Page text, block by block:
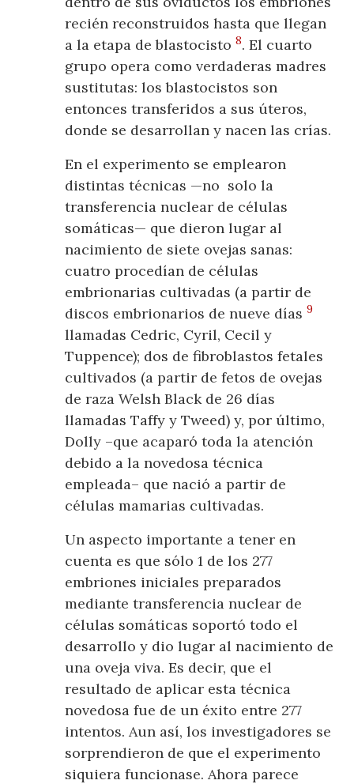
recién reconstruidos hasta que llegan
a la etapa de blastocisto8. El cuarto
grupo opera como verdaderas madres
sustitutas: los blastocistos son
entonces transferidos a sus úteros,
donde se desarrollan y nacen las crías.
En el experimento se emplearon
distintas técnicas —no solo la
transferencia nuclear de células
somáticas— que dieron lugar al
nacimiento de siete ovejas sanas:
cuatro procedían de células
embrionarias cultivadas (a partir de
discos embrionarios de nueve días9
llamadas Cedric, Cyril, Cecil y
Tuppence); dos de fibroblastos fetales
cultivados (a partir de fetos de ovejas
de raza Welsh Black de 26 días
llamadas Taffy y Tweed) y, por último,
Dolly –que acaparó toda la atención
debido a la novedosa técnica
empleada– que nació a partir de
células mamarias cultivadas.
Un aspecto importante a tener en
cuenta es que sólo 1 de los 277
embriones iniciales preparados
mediante transferencia nuclear de
células somáticas soportó todo el
desarrollo y dio lugar al nacimiento de
una oveja viva. Es decir, que el
resultado de aplicar esta técnica
novedosa fue de un éxito entre 277
intentos. Aun así, los investigadores se
sorprendieron de que el experimento
siquiera funcionase. Ahora parece